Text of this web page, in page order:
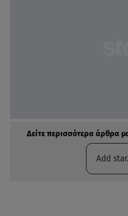
Δείτε περισσότερα άρθρα
Add